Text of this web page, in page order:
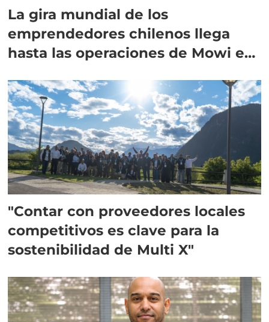
La gira mundial de los
emprendedores chilenos llega
hasta las operaciones de Mowi en
"Contar con proveedores locales
competitivos es clave para la
sostenibilidad de Multi X"